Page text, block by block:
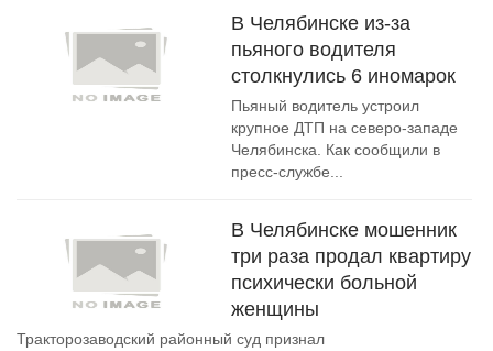
В Челябинске из-за
пьяного водителя
столкнулись 6 иномарок
Пьяный водитель устроил
крупное ДТП на северо-западе
Челябинска. Как сообщили в
пресс-службе...
В Челябинске мошенник
три раза продал квартиру
психически больной
женщины
Тракторозаводский районный суд признал